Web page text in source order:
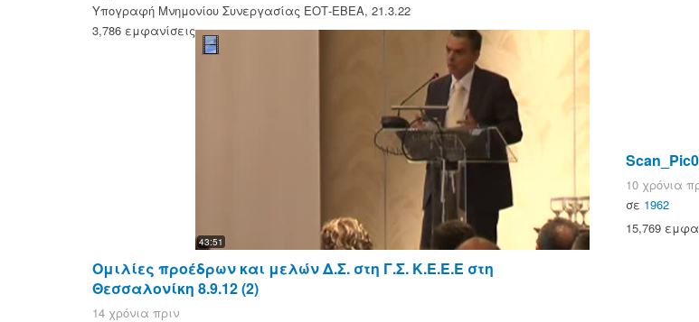
Υπογραφή Μνημονίου Συνεργασίας ΕΟΤ-ΕΒΕΑ, 21.3.22
3,786 εμφανίσεις
43:51
Ομιλίες προέδρων και μελών Δ.Σ. στη Γ.Σ. Κ.Ε.Ε.Ε στη
Θεσσαλονίκη 8.9.12 (2)
14 χρόνια πριν
10 χρόνια
σε 1962
15,769